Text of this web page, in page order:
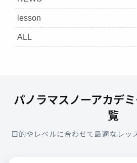
lesson
ALL
パノラマスノーアカデ
覧
目的やレベルに合わせて最適なレッ